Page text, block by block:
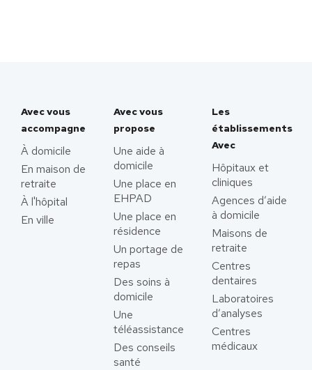
Avec vous
accompagne
À domicile
En maison de
retraite
À l'hôpital
En ville
Avec vous
propose
Une aide à
domicile
Une place en
EHPAD
Une place en
résidence
Un portage de
repas
Des soins à
domicile
Une
téléassistance
Des conseils
santé
Les
établissements
Avec
Hôpitaux et
cliniques
Agences d’aide
à domicile
Maisons de
retraite
Centres
dentaires
Laboratoires
d’analyses
Centres
médicaux